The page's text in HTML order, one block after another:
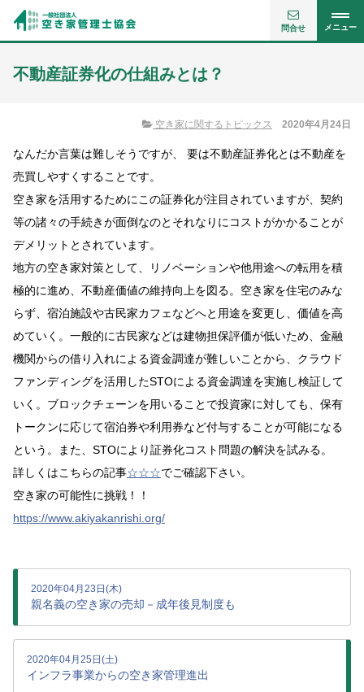
メニュー
問合せ
不動産証券化の仕組みとは？
空き家に関するトピックス 2020年4月24日
なんだか言葉は難しそうですが、 要は不動産証券化とは不動産を
売買しやすくすることです。
空き家を活用するためにこの証券化が注目されていますが、契約
等の諸々の手続きが面倒なのとそれなりにコストがかかることが
デメリットとされています。
地方の空き家対策として、リノベーションや他用途への転用を積
極的に進め、不動産価値の維持向上を図る。空き家を住宅のみな
らず、宿泊施設や古民家カフェなどへと用途を変更し、価値を高
めていく。一般的に古民家などは建物担保評価が低いため、金融
機関からの借り入れによる資金調達が難しいことから、クラウド
ファンディングを活用したSTOによる資金調達を実施し検証して
いく。ブロックチェーンを用いることで投資家に対しても、保有
トークンに応じて宿泊券や利用券など付与することが可能になる
という。また、STOにより証券化コスト問題の解決を試みる。
詳しくはこちらの記事☆☆☆でご確認下さい。
空き家の可能性に挑戦！！
https://www.akiyakanrishi.org/
2020年04月23日(木)
親名義の空き家の売却－成年後見制度も
2020年04月25日(土)
インフラ事業からの空き家管理進出